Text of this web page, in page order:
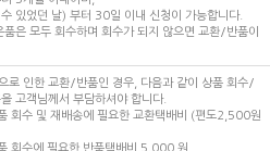
있었던 날) 부터 30일 이내 신청이 가능합니다.
품은 모두 회수하며 회수가 되지 않으면 교환/반품이
로 인한 교환/반품인 경우, 다음과 같이 상품 회수/
고객님께서 부담하셔야 합니다.
회수 및 재배송에 필요한 교환택배비 (편도2,500원